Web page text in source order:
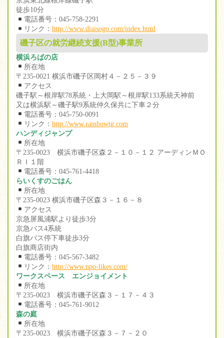
徒歩10分
電話番号：045-758-2291
リンク： http://www.diaisogo.com/index.html
磯子区の就労継続支援(B型)事業所
横浜ろばの店
所在地
〒235-0021 横浜市磯子区岡村４－２５－３９
アクセス
磯子駅～根岸駅78系統・上大岡駅～根岸駅133系統天神前
又は横浜駅～磯子駅9系統仲久保共に下車２分
電話番号：045-750-0091
リンク： http://www.rainbowtg.com
ハンディジャンプ
所在地
〒235-0023 横浜市磯子区森２－１０－１２ アーディンＭＯ
ＲＩ１階
電話番号：045-761-4418
らいくすのごはん
所在地
〒235-0023 横浜市磯子区森３－１６－８
アクセス
京急屏風浦駅より徒歩3分
京急バス4系統
白旗バス停下車徒歩3分
白旗商店街内
電話番号：045-567-3482
リンク： http://www.npo-likes.com/
ワークスペース エンジョイメント
所在地
〒235-0023 横浜市磯子区森３－１７－４３
電話番号：045-761-9012
森の庭
所在地
〒235-0023 横浜市磯子区森３－７－２０